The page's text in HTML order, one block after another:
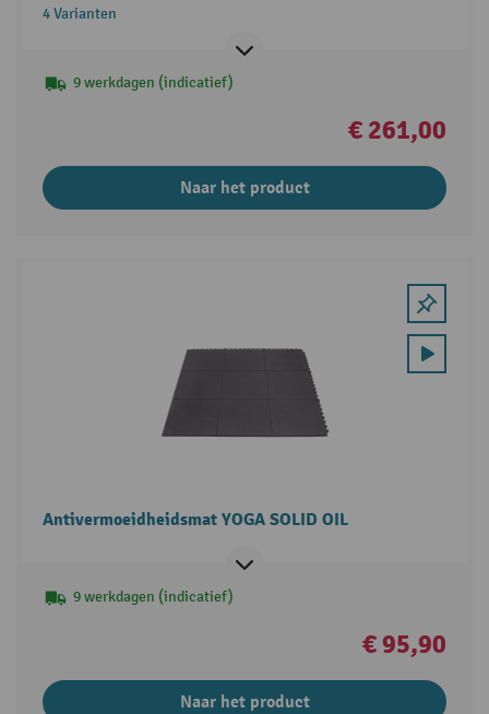
4 Varianten
9 werkdagen (indicatief)
€ 261,00
Naar het product
Antivermoeidheidsmat YOGA SOLID OIL
9 werkdagen (indicatief)
€ 95,90
Naar het product